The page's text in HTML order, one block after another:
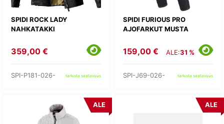
SPIDI ROCK LADY
NAHKATAKKI
359,00 €
SPI-P181-026- tarkista saatavuus
SPIDI FURIOUS PRO
AJOFARKUT MUSTA
159,00 € ALE:31 %
SPI-J69-026- tarkista saatavuus
ALE ALE